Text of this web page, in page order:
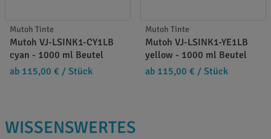
Mutoh Tinte
Mutoh VJ-LSINK1-CY1LB
cyan - 1000 ml Beutel
ab 115,00 € / Stück
Mutoh Tinte
Mutoh VJ-LSINK1-YE1LB
yellow - 1000 ml Beutel
ab 115,00 € / Stück
WISSENSWERTES